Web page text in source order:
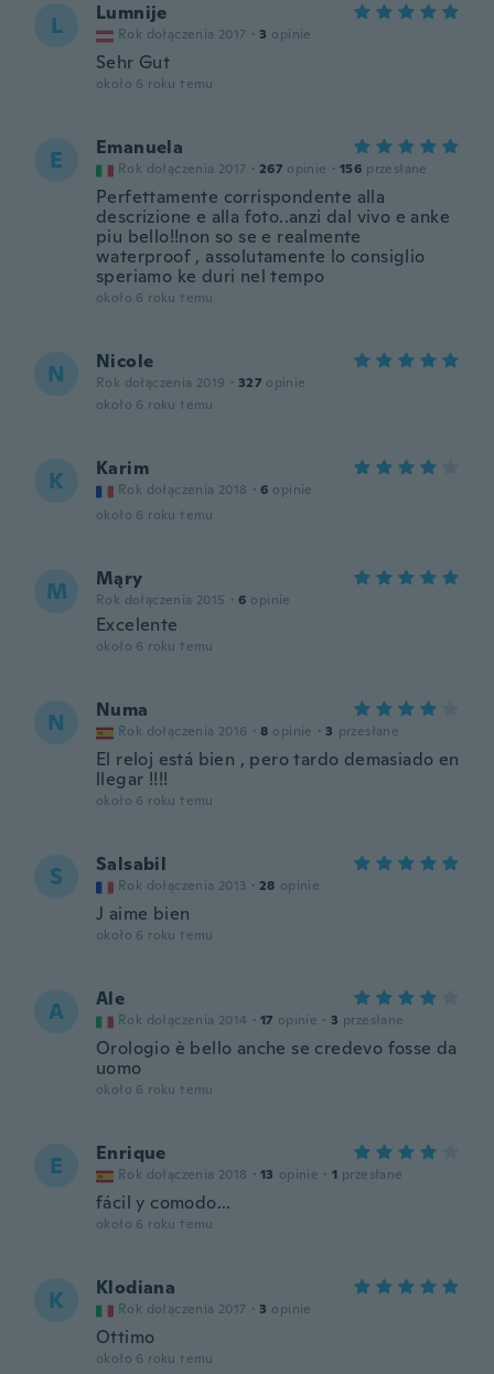
L Lumnije
Rok dołączenia 2017 · 3 opinie
Sehr Gut
około 6 roku temu
E Emanuela
Rok dołączenia 2017 · 267 opinie · 156 przesłane
Perfettamente corrispondente alla
descrizione e alla foto..anzi dal vivo e anke
piu bello!!non so se e realmente
waterproof , assolutamente lo consiglio
speriamo ke duri nel tempo
około 6 roku temu
N Nicole
Rok dołączenia 2019 · 327 opinie
około 6 roku temu
K Karim
Rok dołączenia 2018 · 6 opinie
około 6 roku temu
M Mąry
Rok dołączenia 2015 · 6 opinie
Excelente
około 6 roku temu
N Numa
Rok dołączenia 2016 · 8 opinie · 3 przesłane
El reloj está bien , pero tardo demasiado en
llegar !!!!
około 6 roku temu
S Salsabil
Rok dołączenia 2013 · 28 opinie
J aime bien
około 6 roku temu
A Ale
Rok dołączenia 2014 · 17 opinie · 3 przesłane
Orologio è bello anche se credevo fosse da
uomo
około 6 roku temu
E Enrique
Rok dołączenia 2018 · 13 opinie · 1 przesłane
fácil y comodo...
około 6 roku temu
K Klodiana
Rok dołączenia 2017 · 3 opinie
Ottimo
około 6 roku temu